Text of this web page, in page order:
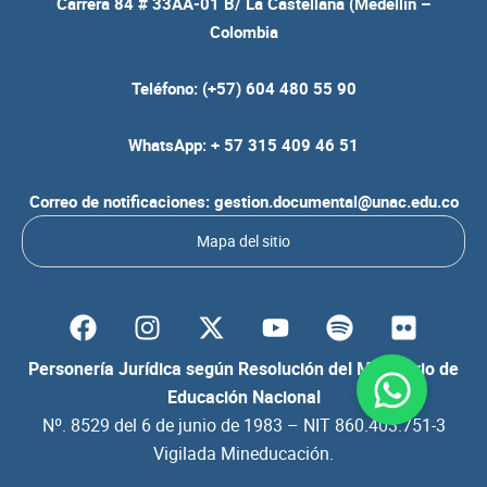
Colombia
Teléfono: (+57) 604 480 55 90
WhatsApp: + 57 315 409 46 51
Correo de notificaciones: gestion.documental@unac.edu.co
Mapa del sitio
Personería Jurídica según Resolución del Ministerio de
Educación Nacional
Nº. 8529 del 6 de junio de 1983 – NIT 860.403.751-3
Vigilada Mineducación.
F
a
c
b
I
n
s
a
g
Y
o
u
t
u
b
S
p
o
i
F
l
i
c
k